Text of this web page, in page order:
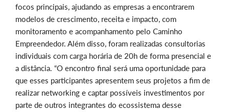
focos principais, ajudando as empresas a encontrarem
modelos de crescimento, receita e impacto, com
monitoramento e acompanhamento pelo Caminho
Empreendedor. Além disso, foram realizadas consultorias
individuais com carga horária de 20h de forma presencial e
a distância. “O encontro final será uma oportunidade para
que esses participantes apresentem seus projetos a fim de
realizar networking e captar possíveis investimentos por
parte de outros integrantes do ecossistema desse